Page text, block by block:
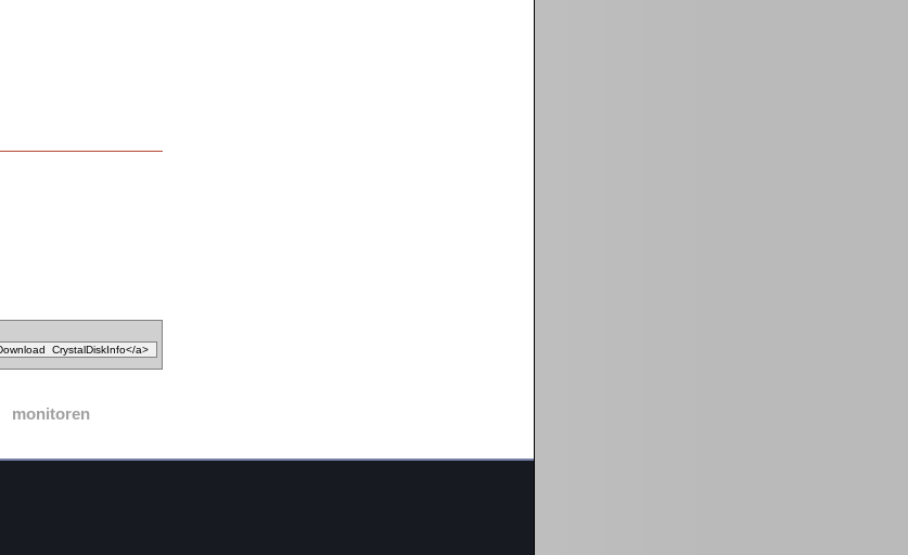
monitoren